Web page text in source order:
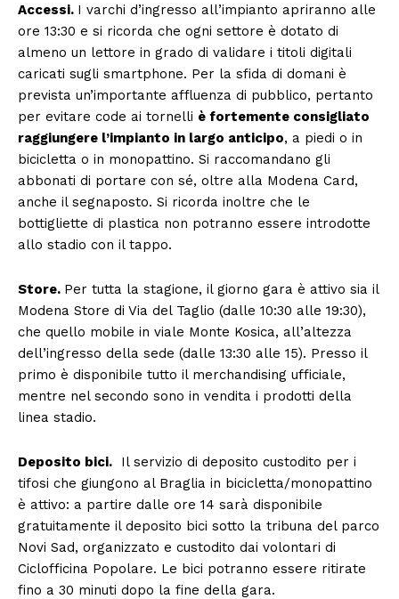
Accessi. I varchi d’ingresso all’impianto apriranno alle
ore 13:30 e si ricorda che ogni settore è dotato di
almeno un lettore in grado di validare i titoli digitali
caricati sugli smartphone. Per la sfida di domani è
prevista un’importante affluenza di pubblico, pertanto
per evitare code ai tornelli è fortemente consigliato
raggiungere l’impianto in largo anticipo, a piedi o in
bicicletta o in monopattino. Si raccomandano gli
abbonati di portare con sé, oltre alla Modena Card,
anche il segnaposto. Si ricorda inoltre che le
bottigliette di plastica non potranno essere introdotte
allo stadio con il tappo.
Store. Per tutta la stagione, il giorno gara è attivo sia il
Modena Store di Via del Taglio (dalle 10:30 alle 19:30),
che quello mobile in viale Monte Kosica, all’altezza
dell’ingresso della sede (dalle 13:30 alle 15). Presso il
primo è disponibile tutto il merchandising ufficiale,
mentre nel secondo sono in vendita i prodotti della
linea stadio.
Deposito bici. Il servizio di deposito custodito per i
tifosi che giungono al Braglia in bicicletta/monopattino
è attivo: a partire dalle ore 14 sarà disponibile
gratuitamente il deposito bici sotto la tribuna del parco
Novi Sad, organizzato e custodito dai volontari di
Ciclofficina Popolare. Le bici potranno essere ritirate
fino a 30 minuti dopo la fine della gara.